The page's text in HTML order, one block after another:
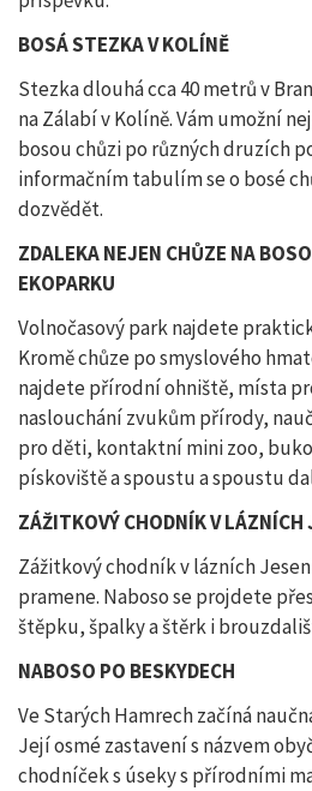
BOSÁ STEZKA V KOLÍNĚ
Stezka dlouhá cca 40 metrů v
na Zálabí v Kolíně. Vám umožní
bosou chůzi po různých druzích
informačním tabulím se o bosé
dozvědět.
ZDALEKA NEJEN CHŮZE NA
EKOPARKU
Volnočasový park najdete
Kromě chůze po smyslového
najdete přírodní ohniště, místa
naslouchání zvukům přírody,
pro děti, kontaktní mini zoo,
pískoviště a spoustu a spoustu
ZÁŽITKOVÝ CHODNÍK V LÁZNÍCH
Zážitkový chodník v lázních
pramene. Naboso se projdete
štěpku, špalky a štěrk i
NABOSO PO BESKYDECH
Ve Starých Hamrech začíná
Její osmé zastavení s názvem
chodníček s úseky s přírodními